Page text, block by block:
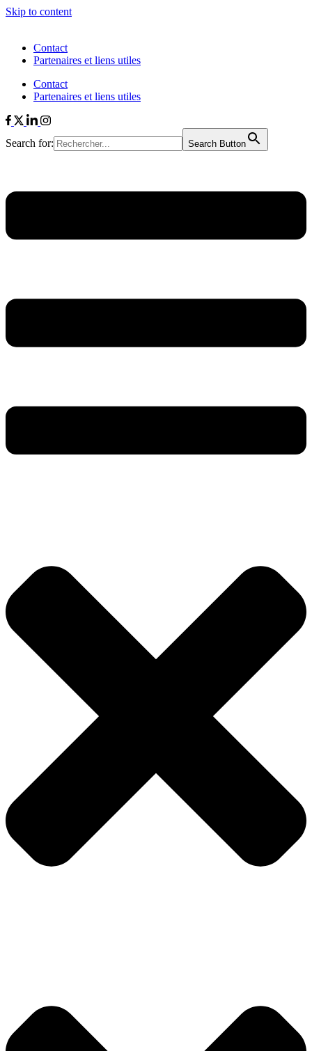
Skip to content
Contact
Partenaires et liens utiles
Contact
Partenaires et liens utiles
Search for: Search Button